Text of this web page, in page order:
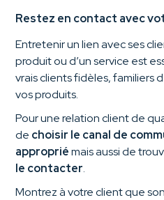
Restez en contact avec
Entretenir un lien avec ses
produit ou d’un service est
vrais clients fidèles, familiers
vos produits.
Pour une relation client de
de choisir le canal de
appropriémais aussi de
le contacter.
Montrez à votre client que